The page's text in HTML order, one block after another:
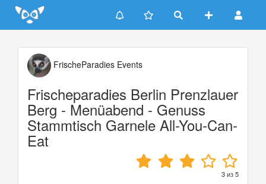
Update cookies preferences
FrischeParadies Events
Frischeparadies Berlin Prenzlauer
Berg - Menüabend - Genuss
Stammtisch Garnele All-You-Can-
Eat
3из5